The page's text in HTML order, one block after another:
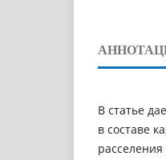
В статье
в составе